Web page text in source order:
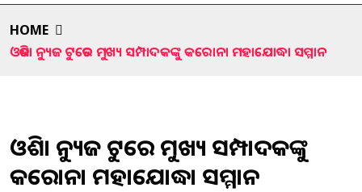
HOME
ଓଡିଶା ନ୍ୟୁଜ ଟୁଡେର ମୁଖ୍ୟ ସମ୍ପାଦକଙ୍କୁ କରୋନା ମହାଯୋଦ୍ଧା ସମ୍ମାନ
ଓଡିଶା ନ୍ୟୁଜ ଟୁଡେର ମୁଖ୍ୟ ସମ୍ପାଦକଙ୍କୁ
କରୋନା ମହାଯୋଦ୍ଧା ସମ୍ମାନ